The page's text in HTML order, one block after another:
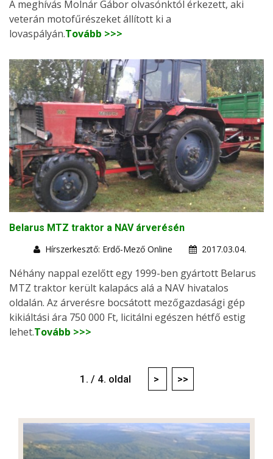
A meghívás Molnár Gábor olvasónktól érkezett, aki
veterán motofűrészeket állított ki a
lovaspályán.Tovább >>>
Belarus MTZ traktor a NAV árverésén
Hírszerkesztő: Erdő-Mező Online
2017.03.04.
Néhány nappal ezelőtt egy 1999-ben gyártott Belarus
MTZ traktor került kalapács alá a NAV hivatalos
oldalán. Az árverésre bocsátott mezőgazdasági gép
kikiáltási ára 750 000 Ft, licitálni egészen hétfő estig
lehet.Tovább >>>
1. / 4. oldal > >>